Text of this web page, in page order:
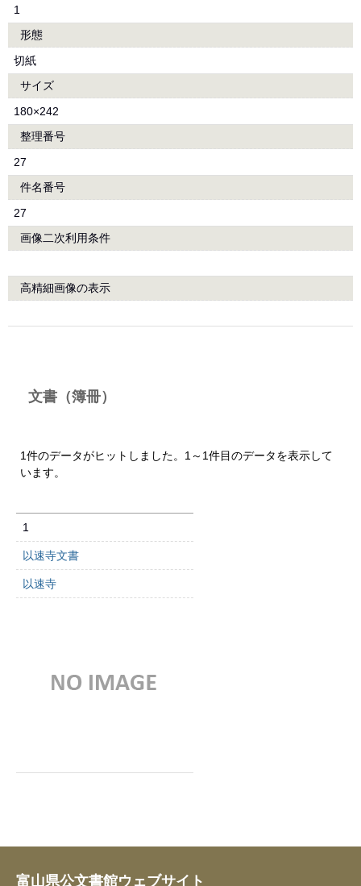
1
形態
切紙
サイズ
180×242
整理番号
27
件名番号
27
画像二次利用条件
高精細画像の表示
文書（簿冊）
1件のデータがヒットしました。1～1件目のデータを表示して
います。
1
以速寺文書
以速寺
富山県公文書館ウェブサイト